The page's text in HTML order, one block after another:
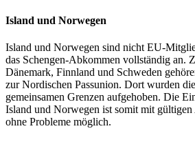
Island und Norwegen
Island und Norwegen sind nicht EU-
das Schengen-Abkommen vollständig an.
Dänemark, Finnland und Schweden
zur Nordischen Passunion. Dort wurden
gemeinsamen Grenzen aufgehoben. Die
Island und Norwegen ist somit mit
ohne Probleme möglich.